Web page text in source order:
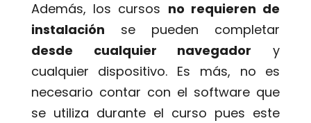
Además, los cursos no requieren de
instalación se pueden completar
desde cualquier navegador y
cualquier dispositivo. Es más, no es
necesario contar con el software que
se utiliza durante el curso pues este